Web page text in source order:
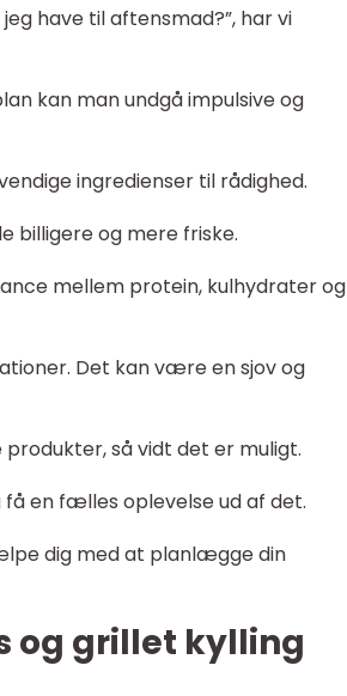
have til aftensmad?”, har vi
kan man undgå impulsive og
ingredienser til rådighed.
og mere friske.
mellem protein, kulhydrater og
Det kan være en sjov og
så vidt det er muligt.
en fælles oplevelse ud af det.
dig med at planlægge din
og grillet kylling